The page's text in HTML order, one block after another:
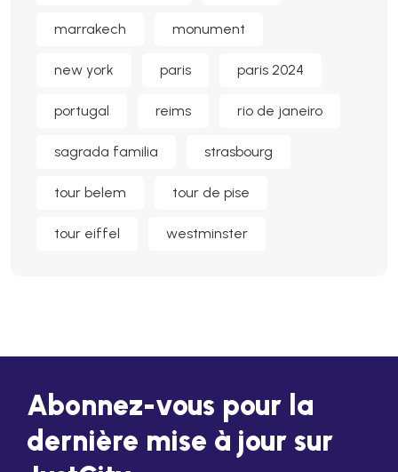
marrakech monument
new york paris paris 2024
portugal reims rio de janeiro
sagrada familia strasbourg
tour belem tour de pise
tour eiffel westminster
Abonnez-vous pour la
dernière mise à jour sur